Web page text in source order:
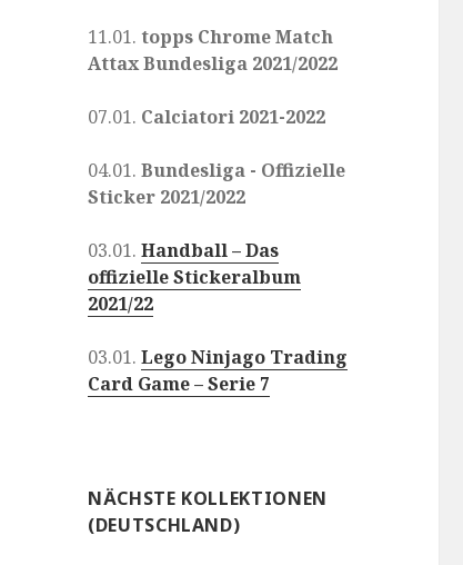
11.01.topps Chrome Match
Attax Bundesliga 2021/2022
07.01. Calciatori 2021-2022
04.01.Bundesliga - Offizielle
Sticker 2021/2022
03.01.Handball – Das
offizielle Stickeralbum
2021/22
03.01.Lego Ninjago Trading
Card Game – Serie 7
NÄCHSTE KOLLEKTIONEN
(DEUTSCHLAND)